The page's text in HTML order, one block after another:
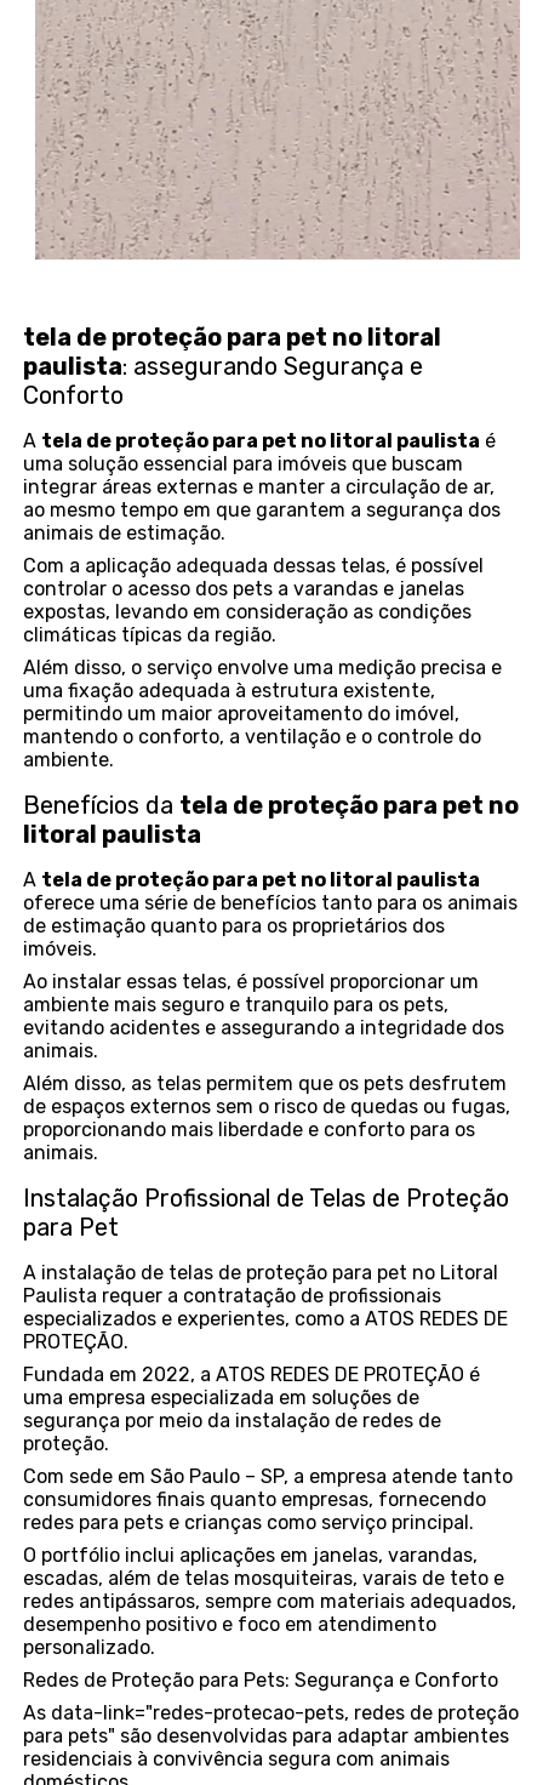
tela de proteção para pet no litoral
paulista: assegurando Segurança e
Conforto
A tela de proteção para pet no litoral paulista é
uma solução essencial para imóveis que buscam
integrar áreas externas e manter a circulação de ar,
ao mesmo tempo em que garantem a segurança dos
animais de estimação.
Com a aplicação adequada dessas telas, é possível
controlar o acesso dos pets a varandas e janelas
expostas, levando em consideração as condições
climáticas típicas da região.
Além disso, o serviço envolve uma medição precisa e
uma fixação adequada à estrutura existente,
permitindo um maior aproveitamento do imóvel,
mantendo o conforto, a ventilação e o controle do
ambiente.
Benefícios da tela de proteção para pet no
litoral paulista
A tela de proteção para pet no litoral paulista
oferece uma série de benefícios tanto para os animais
de estimação quanto para os proprietários dos
imóveis.
Ao instalar essas telas, é possível proporcionar um
ambiente mais seguro e tranquilo para os pets,
evitando acidentes e assegurando a integridade dos
animais.
Além disso, as telas permitem que os pets desfrutem
de espaços externos sem o risco de quedas ou fugas,
proporcionando mais liberdade e conforto para os
animais.
Instalação Profissional de Telas de Proteção
para Pet
A instalação de telas de proteção para pet no Litoral
Paulista requer a contratação de profissionais
especializados e experientes, como a ATOS REDES DE
PROTEÇÃO.
Fundada em 2022, a ATOS REDES DE PROTEÇÃO é
uma empresa especializada em soluções de
segurança por meio da instalação de redes de
proteção.
Com sede em São Paulo – SP, a empresa atende tanto
consumidores finais quanto empresas, fornecendo
redes para pets e crianças como serviço principal.
O portfólio inclui aplicações em janelas, varandas,
escadas, além de telas mosquiteiras, varais de teto e
redes antipássaros, sempre com materiais adequados,
desempenho positivo e foco em atendimento
personalizado.
Redes de Proteção para Pets: Segurança e Conforto
As data-link="redes-protecao-pets, redes de proteção
para pets" são desenvolvidas para adaptar ambientes
residenciais à convivência segura com animais